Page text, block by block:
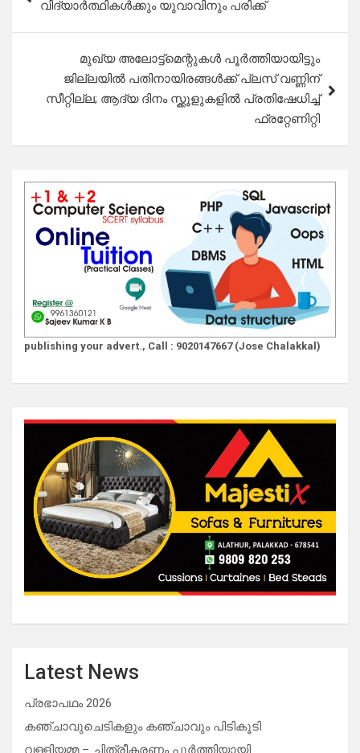
വിദ്യാർത്ഥികൾക്കും യുവാവിനും പരിക്ക്
മുഖ്യ അലോട്ട്മെന്റുകൾ പൂർത്തിയായിട്ടും
ജില്ലയിൽ പതിനായിരങ്ങൾക്ക് പ്ലസ് വണ്ണിന്
സീറ്റില്ല; ആദ്യ ദിനം സ്ക്കൂളുകളിൽ പ്രതിഷേധിച്ച്
ഫ്രറ്റേണിറ്റി
publishing your advert., Call : 9020147667 (Jose Chalakkal)
Latest News
പ്രഭാപഥം 2026
കഞ്ചാവുചെടികളും കഞ്ചാവും പിടികൂടി
വള്ളിയമ്മ – ചിത്രീകരണം പൂർത്തിയായി